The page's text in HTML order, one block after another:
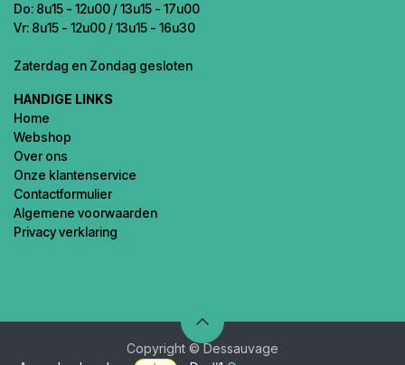
Do: 8u15 - 12u00 / 13u15 - 17u00
Vr: 8u15 - 12u00 / 13u15 - 16u30
Zaterdag en Zondag gesloten
HANDIGE LINKS
Home
Webshop
Over ons
Onze klantenservice
Contactformulier
Algemene voorwaarden
Privacy verklaring
Copyright © Dessauvage